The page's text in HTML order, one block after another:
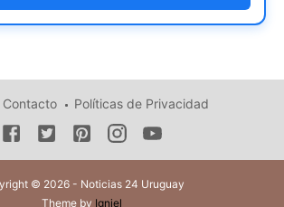
Contacto Políticas de Privacidad
© 2026 - Noticias 24 Uruguay
Theme by Igniel